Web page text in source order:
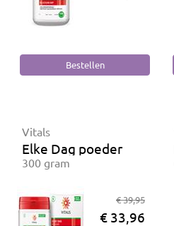
Vitals
Elke Dag poeder
300 gram
€ 39,95
€ 33,96